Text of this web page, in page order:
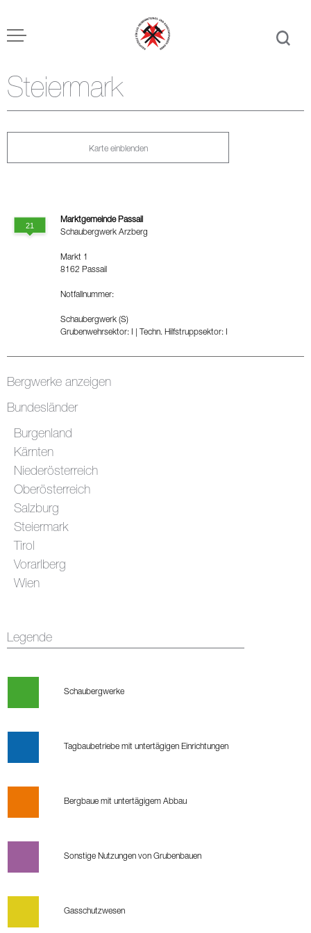
Steiermark
Karte einblenden
Bergwerke anzeigen
Bundesländer
Burgenland
Kärnten
Niederösterreich
Oberösterreich
Salzburg
Steiermark
Tirol
Vorarlberg
Wien
Legende
Schaubergwerke
Tagbaubetriebe mit untertägigen Einrichtungen
Bergbaue mit untertägigem Abbau
Sonstige Nutzungen von Grubenbauen
Gasschutzwesen
Marktgemeinde Passail
Schaubergwerk Arzberg
Markt 1
8162 Passail
Notfallnummer:
Schaubergwerk (S)
Grubenwehrsektor: I
Techn. Hilfstruppsektor: I